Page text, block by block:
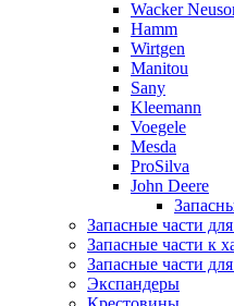
Wacker
Hamm
Wirtgen
Manitou
Sany
Kleemann
Voegele
Mesda
ProSilva
John Deere
Запасные части
Запасные части к
Запасные части
Экспандеры